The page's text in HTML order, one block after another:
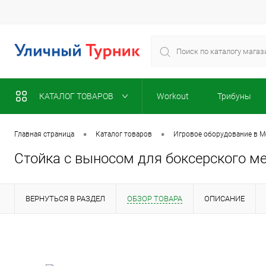
КАТАЛОГ ТОВАРОВ Workout Трибуны
Главная страница • Каталог товаров • Игровое оборудование в
Стойка с выносом для боксерского
ВЕРНУТЬСЯ В РАЗДЕЛ ОБЗОР ТОВАРА ОПИСАНИЕ